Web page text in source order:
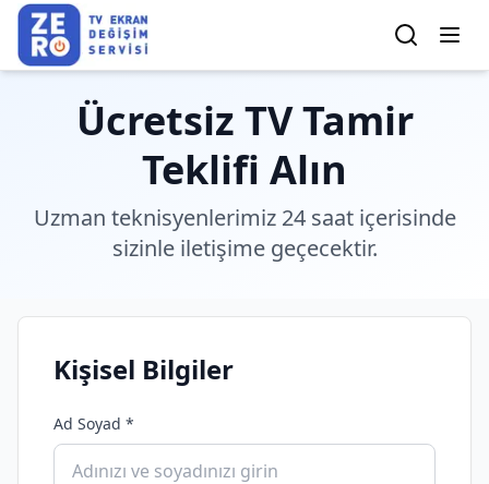
Ücretsiz TV Tamir
Teklifi Alın
Uzman teknisyenlerimiz 24 saat içerisinde
sizinle iletişime geçecektir.
Kişisel Bilgiler
Ad Soyad *